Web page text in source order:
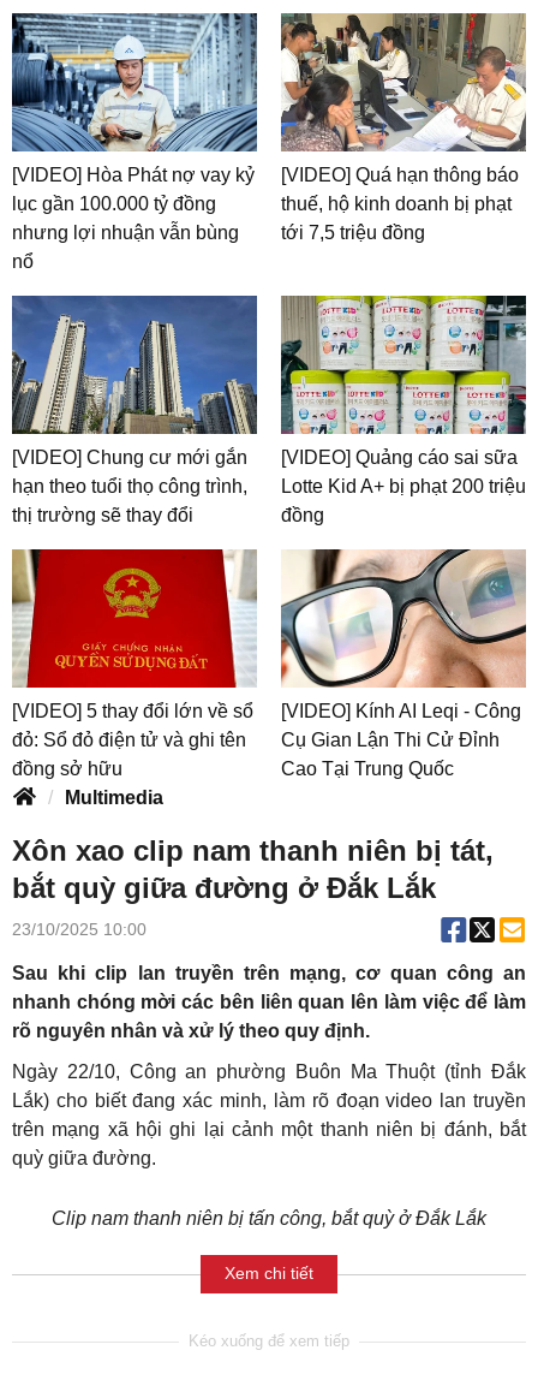
[VIDEO] Hòa Phát nợ vay kỷ
lục gần 100.000 tỷ đồng
nhưng lợi nhuận vẫn bùng
nổ
[VIDEO] Quá hạn thông báo
thuế, hộ kinh doanh bị phạt
tới 7,5 triệu đồng
[VIDEO] Chung cư mới gắn
hạn theo tuổi thọ công trình,
thị trường sẽ thay đổi
[VIDEO] Quảng cáo sai sữa
Lotte Kid A+ bị phạt 200 triệu
đồng
[VIDEO] 5 thay đổi lớn về sổ
đỏ: Sổ đỏ điện tử và ghi tên
đồng sở hữu
[VIDEO] Kính AI Leqi - Công
Cụ Gian Lận Thi Cử Đỉnh
Cao Tại Trung Quốc
Multimedia
Xôn xao clip nam thanh niên bị tát,
bắt quỳ giữa đường ở Đắk Lắk
23/10/2025 10:00
Sau khi clip lan truyền trên mạng, cơ quan công an
nhanh chóng mời các bên liên quan lên làm việc để làm
rõ nguyên nhân và xử lý theo quy định.
Ngày 22/10, Công an phường Buôn Ma Thuột (tỉnh Đắk
Lắk) cho biết đang xác minh, làm rõ đoạn video lan truyền
trên mạng xã hội ghi lại cảnh một thanh niên bị đánh, bắt
quỳ giữa đường.
Clip nam thanh niên bị tấn công, bắt quỳ ở Đắk Lắk
Xem chi tiết